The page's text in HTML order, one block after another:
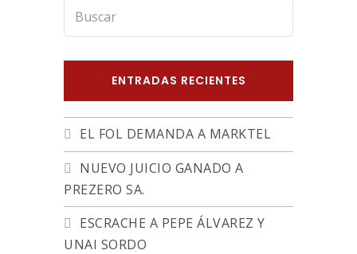
ENTRADAS RECIENTES
EL FOL DEMANDA A MARKTEL
NUEVO JUICIO GANADO A
PREZERO SA.
ESCRACHE A PEPE ÁLVAREZ Y
UNAI SORDO